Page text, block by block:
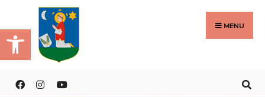
Eszköztár megnyitása
to
content
MENU
Search